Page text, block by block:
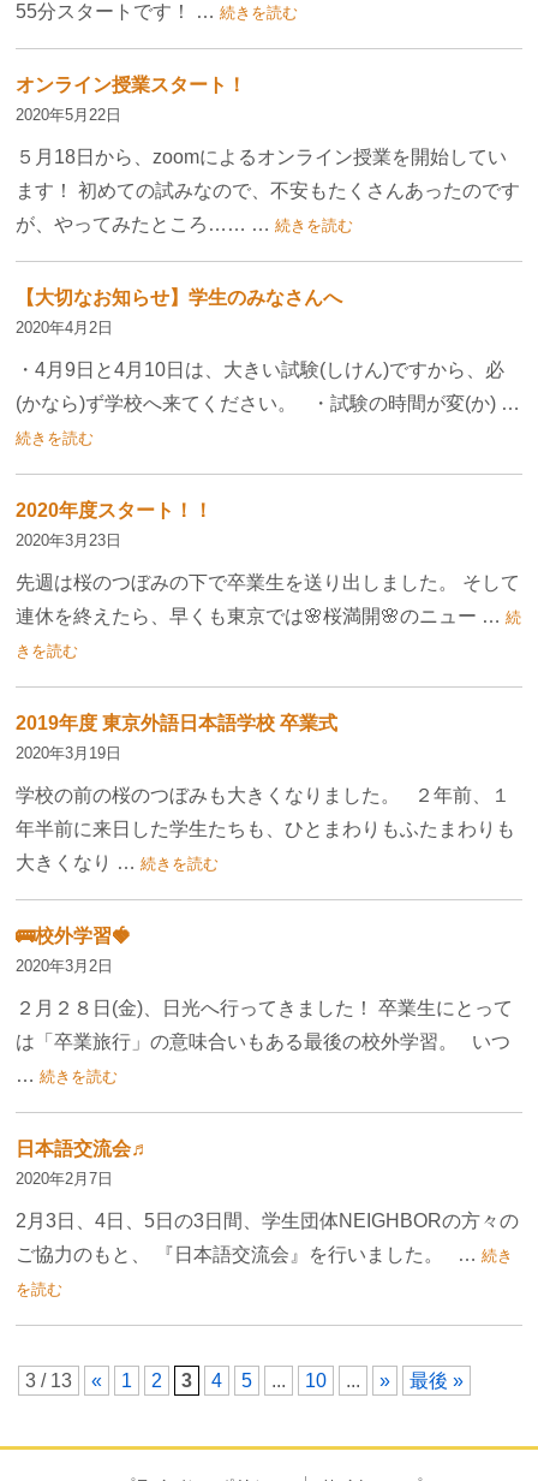
55分スタートです！ … 続きを読む
オンライン授業スタート！
2020年5月22日
５月18日から、zoomによるオンライン授業を開始してい
ます！ 初めての試みなので、不安もたくさんあったのです
が、やってみたところ…… … 続きを読む
【大切なお知らせ】学生のみなさんへ
2020年4月2日
・4月9日と4月10日は、大きい試験(しけん)ですから、必
(かなら)ず学校へ来てください。 ・試験の時間が変(か) …
続きを読む
2020年度スタート！！
2020年3月23日
先週は桜のつぼみの下で卒業生を送り出しました。 そして
連休を終えたら、早くも東京では🌸桜満開🌸のニュー … 続
きを読む
2019年度 東京外語日本語学校 卒業式
2020年3月19日
学校の前の桜のつぼみも大きくなりました。 ２年前、１
年半前に来日した学生たちも、ひとまわりもふたまわりも
大きくなり … 続きを読む
🚌校外学習🍓
2020年3月2日
２月２８日(金)、日光へ行ってきました！ 卒業生にとって
は「卒業旅行」の意味合いもある最後の校外学習。 いつ
… 続きを読む
日本語交流会♬
2020年2月7日
2月3日、4日、5日の3日間、学生団体NEIGHBORの方々の
ご協力のもと、 『日本語交流会』を行いました。 … 続き
を読む
3 / 13 « 1 2 3 4 5 ... 10 ... » 最後 »